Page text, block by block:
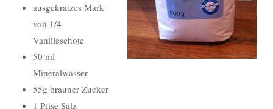
ausgekratzes Mark
von 1/4
Vanilleschote
50 ml
Mineralwasser
55g brauner Zucker
1 Prise Salz